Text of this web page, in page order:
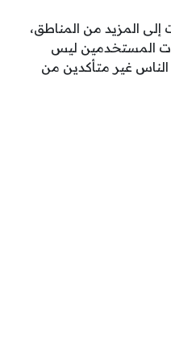
المزيد من المناطق،
المستخدمين ليس
غير متأكدين من